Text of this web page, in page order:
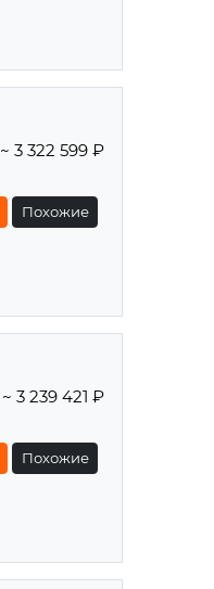
~ 3 322 599 ₽
Похожие
~ 3 239 421 ₽
Похожие